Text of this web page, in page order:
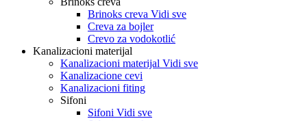
Brinoks creva Vidi sve
Creva za bojler
Crevo za vodokotlić
Kanalizacioni materijal
Kanalizacioni materijal Vidi sve
Kanalizacione cevi
Kanalizacioni fiting
Sifoni
Sifoni Vidi sve